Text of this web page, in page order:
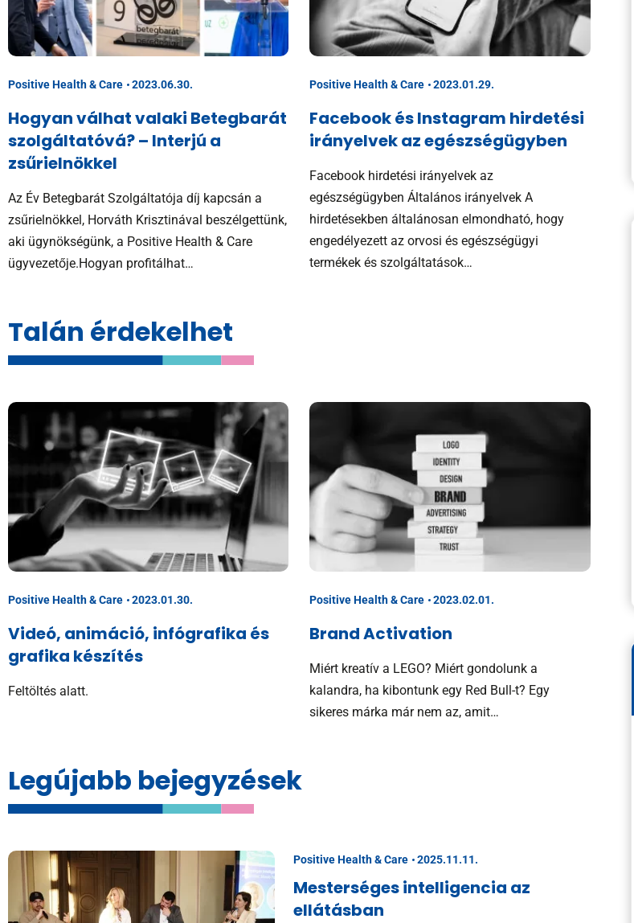
Positive Health & Care 2023.06.30.
Hogyan válhat valaki Betegbarát
szolgáltatóvá? – Interjú a
zsűrielnökkel
Az Év Betegbarát Szolgáltatója díj kapcsán a
zsűrielnökkel, Horváth Krisztinával beszélgettünk,
aki ügynökségünk, a Positive Health & Care
ügyvezetője.Hogyan profitálhat…
Positive Health & Care 2023.01.29.
Facebook és Instagram hirdetési
irányelvek az egészségügyben
Facebook hirdetési irányelvek az
egészségügyben Általános irányelvek A
hirdetésekben általánosan elmondható, hogy
engedélyezett az orvosi és egészségügyi
termékek és szolgáltatások…
Talán érdekelhet
Positive Health & Care 2023.01.30.
Videó, animáció, infógrafika és
grafika készítés
Feltöltés alatt.
Positive Health & Care 2023.02.01.
Brand Activation
Miért kreatív a LEGO? Miért gondolunk a
kalandra, ha kibontunk egy Red Bull-t? Egy
sikeres márka már nem az, amit…
Legújabb bejegyzések
Positive Health & Care 2025.11.11.
Mesterséges intelligencia az
ellátásban